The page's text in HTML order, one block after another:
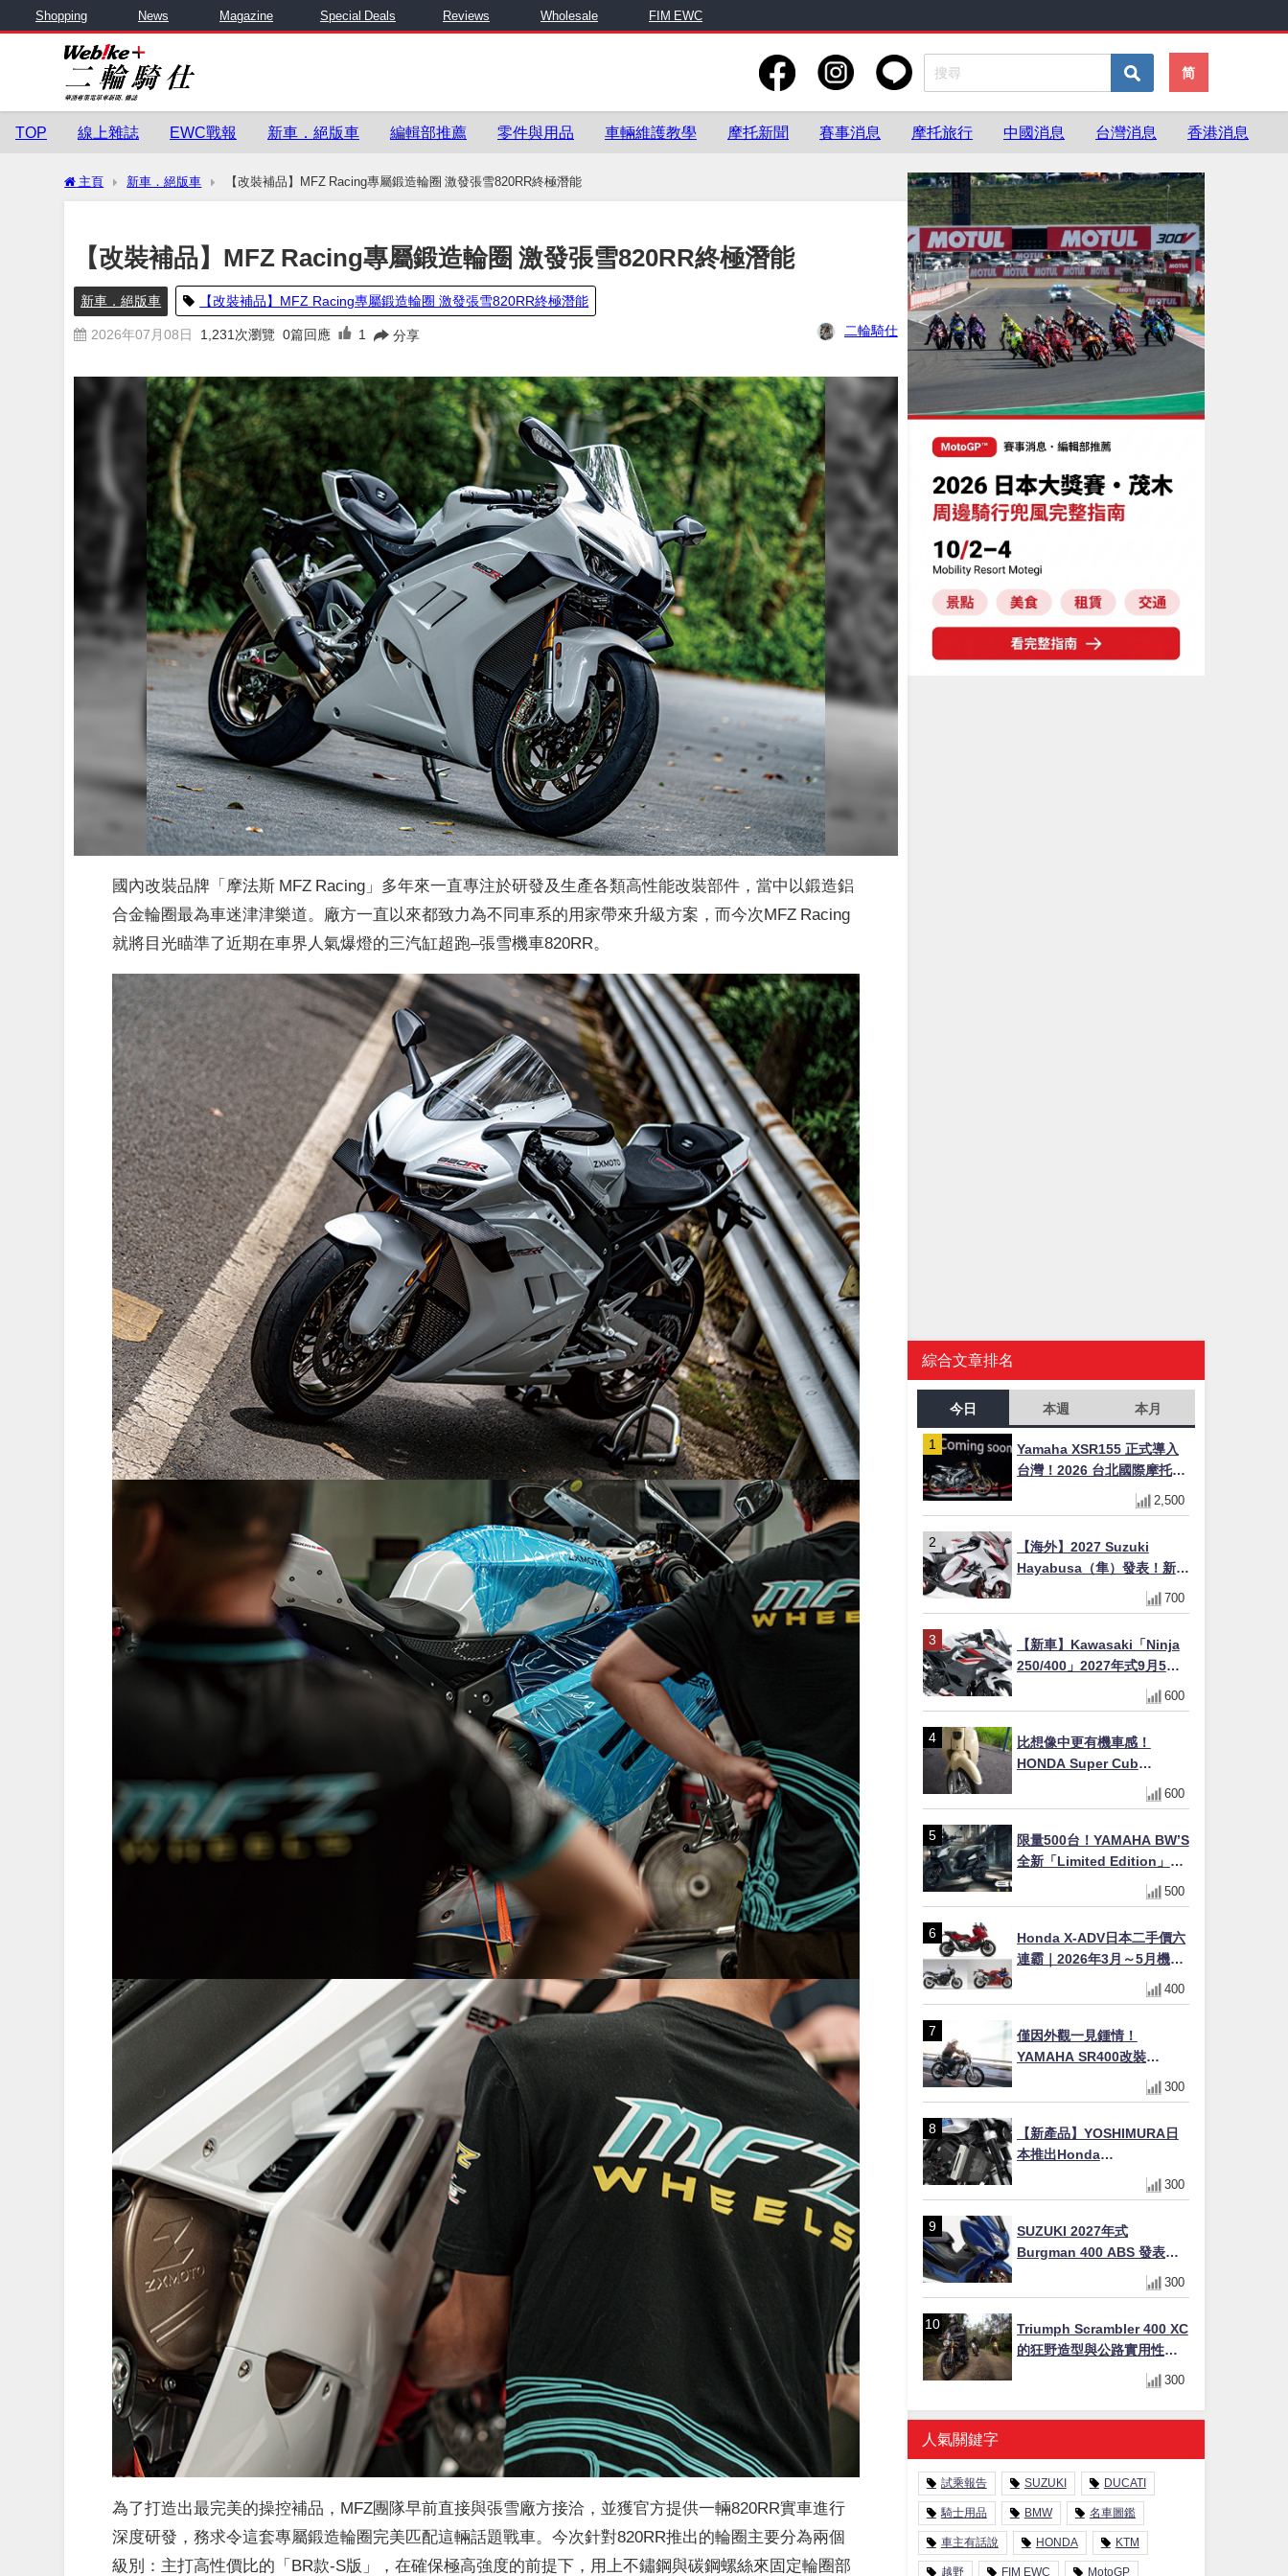
Shopping News Magazine Special Deals Reviews Wholesale FIM EWC
简
TOP 線上雜誌 EWC戰報 新車．絕版車 編輯部推薦 零件與用品 車輛維護教學 摩托新聞 賽事消息 摩托旅行 中國消息 台灣消息 香港消息
主頁 新車．絕版車 【改裝補品】MFZ Racing專屬鍛造輪圈 激發張雪820RR終極潛能
【改裝補品】MFZ Racing專屬鍛造輪圈 激發張雪820RR終極潛能
新車．絕版車 【改裝補品】MFZ Racing專屬鍛造輪圈 激發張雪820RR終極潛能
2026年07月08日 1,231 次瀏覽 0篇回應 1 分享 二輪騎仕
國內改裝品牌「摩法斯 MFZ Racing」多年來一直專注於研發及生產各類高性能改裝部件，當中以鍛造鋁
合金輪圈最為車迷津津樂道。廠方一直以來都致力為不同車系的用家帶來升級方案，而今次MFZ Racing
就將目光瞄準了近期在車界人氣爆燈的三汽缸超跑–張雪機車820RR。
為了打造出最完美的操控補品，MFZ團隊早前直接與張雪廠方接洽，並獲官方提供一輛820RR實車進行
深度研發，務求令這套專屬鍛造輪圈完美匹配這輛話題戰車。今次針對820RR推出的輪圈主要分為兩個
級別：主打高性價比的「BR款-S版」，在確保極高強度的前提下，用上不鏽鋼與碳鋼螺絲來固定輪圈部
綜合文章排名
今日 本週 本月
Yamaha XSR155 正式導入
台灣！2026 台北國際摩托車
展亮相，70 週年紀念版
YZF-R 系列限量追加販售
2,500
【海外】2027 Suzuki
Hayabusa（隼）發表！新增
Special Edition 特仕版，全
新珍珠白塗裝與專屬配備登
700
【新車】Kawasaki「Ninja
250/400」2027年式9月5日
日本發售！新塗裝登場×價格
不變×輔助滑動式離合器
600
比想像中更有機車感！
HONDA Super Cub
110【Webike愛車精選】
600
限量500台！YAMAHA BW’S
全新「Limited Edition」都
市探索限定色 GOOPiMADE
聯名包同步登場
500
Honda X-ADV日本二手價六
連霸｜2026年3月～5月機車
轉售排行榜 CBR1000RR-R
FIREBLADE SP首度躋身前
400
僅因外觀一見鍾情！
YAMAHA SR400改裝
Tracker風格｜ 女車主的機車
人生蛻變記
300
【新產品】YOSHIMURA日
本推出Honda
CB1000F/CB1000 HORNET
專用水箱護網，六角網紋設
300
SUZUKI 2027年式
Burgman 400 ABS 發表！
8/18日本上市、支援E10汽油
售價98萬100日圓
300
Triumph Scrambler 400 XC
的狂野造型與公路實用性的
300
人氣關鍵字
試乘報告 SUZUKI DUCATI
騎士用品 BMW 名車圖鑑
車主有話說 HONDA KTM
越野 FIM EWC MotoGP